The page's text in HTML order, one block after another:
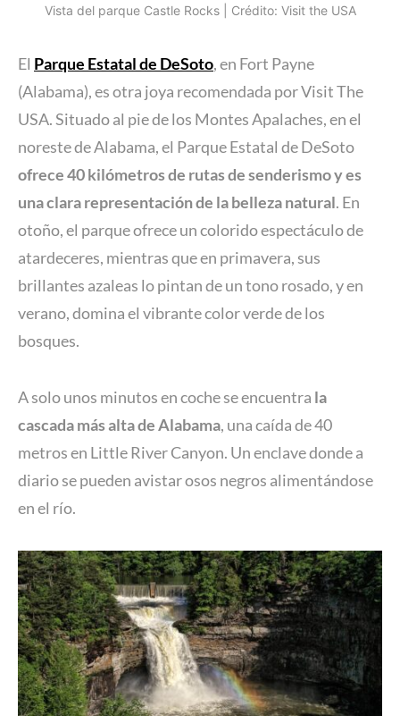
Vista del parque Castle Rocks | Crédito: Visit the USA
El Parque Estatal de DeSoto, en Fort Payne
(Alabama), es otra joya recomendada por Visit The
USA. Situado al pie de los Montes Apalaches, en el
noreste de Alabama, el Parque Estatal de DeSoto
ofrece 40 kilómetros de rutas de senderismo y es
una clara representación de la belleza natural. En
otoño, el parque ofrece un colorido espectáculo de
atardeceres, mientras que en primavera, sus
brillantes azaleas lo pintan de un tono rosado, y en
verano, domina el vibrante color verde de los
bosques.
A solo unos minutos en coche se encuentra la
cascada más alta de Alabama, una caída de 40
metros en Little River Canyon. Un enclave donde a
diario se pueden avistar osos negros alimentándose
en el río.